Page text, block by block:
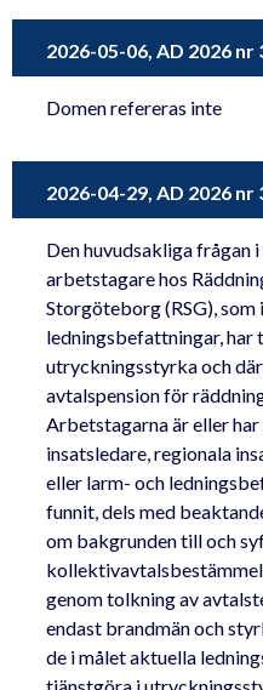
2026-05-06, AD 2026 nr
Domen refereras inte
2026-04-29, AD 2026 nr
Den huvudsakliga frågan
arbetstagare hos
Storgöteborg (RSG), som
ledningsbefattningar, har
utryckningsstyrka och
avtalspension för
Arbetstagarna är eller
insatsledare, regionala
eller larm- och
funnit, dels med
om bakgrunden till och
genom tolkning av
endast brandmän och
de i målet aktuella